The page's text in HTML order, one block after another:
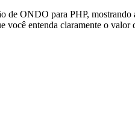
de ONDO para PHP,
entenda claramente o valor